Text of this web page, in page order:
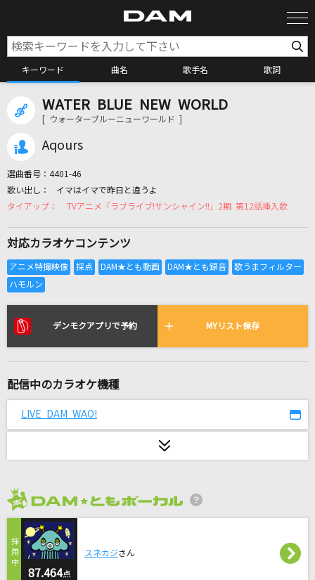
キーワード 曲名 歌手名 歌詞
カラオケ検索
カラオケリクエスト
[生音]ステキな恋の忘れ方
日向電工
[生音]シンデレラボーイ
Vaundy
プラトー
サカナクション
WATER BLUE NEW WORLD
[ ウォーターブルーニューワールド ]
Aqours
選曲番号： 4401-46
イマはイマで昨日と違うよ
TVアニメ「ラブライブ!サンシャイン!!」2期 第12話挿入歌
対応カラオケコンテンツ
デンモクアプリで予約 MYリスト保存
配信中のカラオケ機種
LIVE DAM WAO!
87.464点
スネカジさん